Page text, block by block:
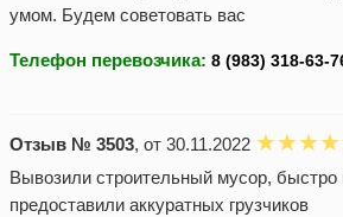
умом. Будем советовать вас
Телефон перевозчика:
Отзыв № 3503, от 30.11.2022
Вывозили строительный мусор, быстро
предоставили аккуратных грузчиков